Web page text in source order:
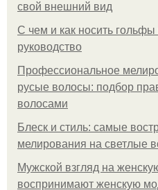
свой внешний вид
С чем и как носить гольфы
руководство
Профессиональное
русые волосы: подбор
волосами
Блеск и стиль: самые
мелирования на светлые
Мужской взгляд на
воспринимают женскую